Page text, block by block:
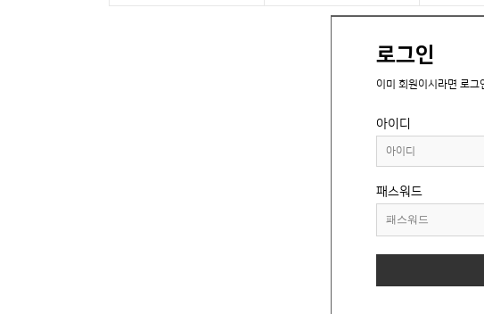
로그인
이미 회원이시라면 로그
아이디
패스워드